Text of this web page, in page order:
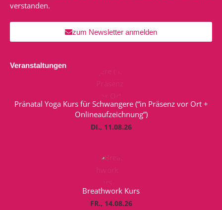
verstanden.
zum Newsletter anmelden
Veranstaltungen
Pränatal Yoga Kurs für Schwangere (“in Präsenz vor Ort +
Onlineaufzeichnung”)
DI., 11.08.26
Breathwork Kurs
FR., 14.08.26